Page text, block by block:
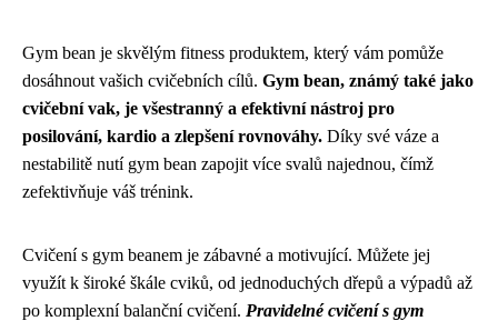
Gym bean je skvělým fitness produktem, který vám pomůže
dosáhnout vašich cvičebních cílů. Gym bean, známý také jako
cvičební vak, je všestranný a efektivní nástroj pro
posilování, kardio a zlepšení rovnováhy. Díky své váze a
nestabilitě nutí gym bean zapojit více svalů najednou, čímž
zefektivňuje váš trénink.
Cvičení s gym beanem je zábavné a motivující. Můžete jej
využít k široké škále cviků, od jednoduchých dřepů a výpadů až
po komplexní balanční cvičení. Pravidelné cvičení s gym